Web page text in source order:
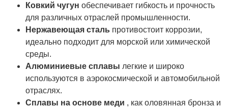
Ковкий чугун обеспечивает гибкость и прочность
для различных отраслей промышленности.
Нержавеющая сталь противостоит коррозии,
идеально подходит для морской или химической
среды.
Алюминиевые сплавы легкие и широко
используются в аэрокосмической и автомобильной
отраслях.
Сплавы на основе меди , как оловянная бронза и